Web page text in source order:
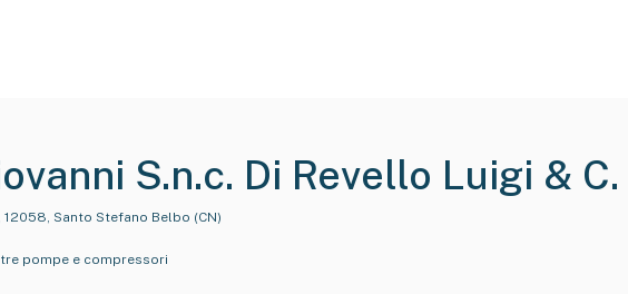
S.n.c. Di Revello Luigi & C.
12058, Santo Stefano Belbo (CN)
pompe e compressori